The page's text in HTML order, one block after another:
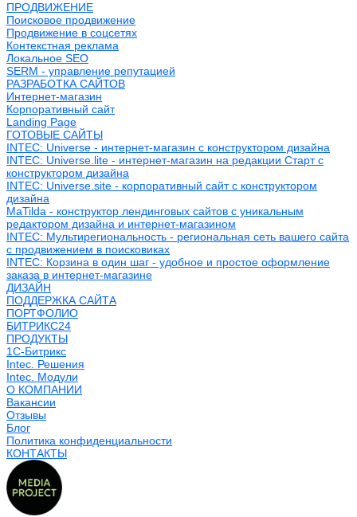
ПРОДВИЖЕНИЕ
Поисковое продвижение
Продвижение в соцсетях
Контекстная реклама
Локальное SEO
SERM - управление репутацией
РАЗРАБОТКА САЙТОВ
Интернет-магазин
Корпоративный сайт
Landing Page
ГОТОВЫЕ САЙТЫ
INTEC: Universe - интернет-магазин с конструктором дизайна
INTEC: Universe.lite - интернет-магазин на редакции Старт с
конструктором дизайна
INTEC: Universe.site - корпоративный сайт с конструктором
дизайна
MaTilda - конструктор лендинговых сайтов с уникальным
редактором дизайна и интернет-магазином
INTEC: Мультирегиональность - региональная сеть вашего сайта
с продвижением в поисковиках
INTEC: Корзина в один шаг - удобное и простое оформление
заказа в интернет-магазине
ДИЗАЙН
ПОДДЕРЖКА САЙТА
ПОРТФОЛИО
БИТРИКС24
ПРОДУКТЫ
1С-Битрикс
Intec. Решения
Intec. Модули
О КОМПАНИИ
Вакансии
Отзывы
Блог
Политика конфиденциальности
КОНТАКТЫ